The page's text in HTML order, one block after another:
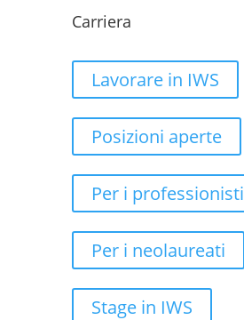
Carriera
Lavorare in IWS
Posizioni aperte
Per i professionisti
Per i neolaureati
Stage in IWS